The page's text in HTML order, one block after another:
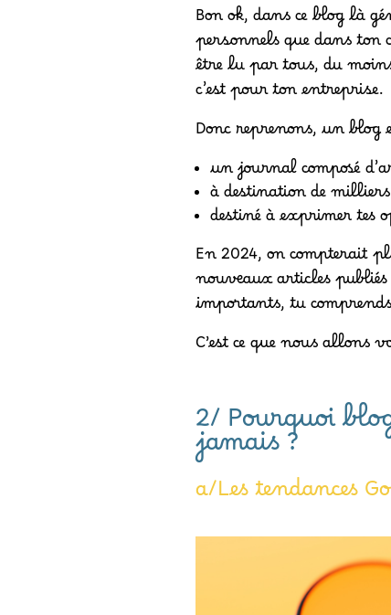
Bon ok, dans ce blog là
personnels que dans ton
être lu par tous, du
c’est pour ton entreprise.
Donc reprenons, un blog
un journal composé
à destination de
destiné à exprimer tes
En 2024, on compterait
nouveaux articles publiés
importants, tu
C’est ce que nous
2/ Pourquoi
jamais ?
a/Les tendances